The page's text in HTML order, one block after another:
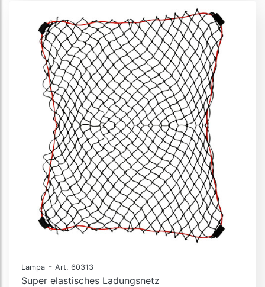
Lampa - Art. 60313
Super elastisches Ladungsnetz